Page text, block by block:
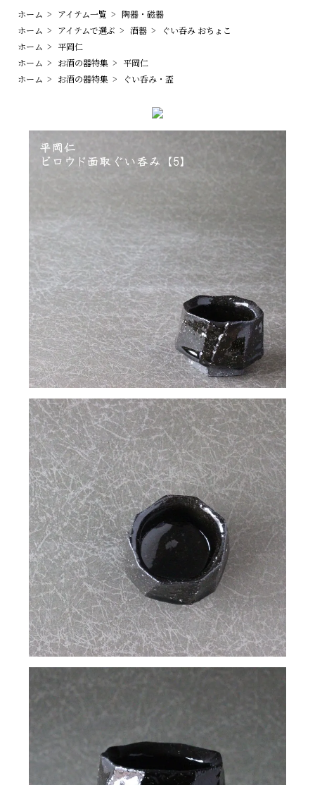
ホーム > アイテム一覧 > 陶器・磁器
ホーム > アイテムで選ぶ > 酒器 >
ぐい呑み おちょこ
ホーム > 平岡仁
ホーム > お酒の器特集 > 平岡仁
ホーム > お酒の器特集 > ぐい呑み・盃